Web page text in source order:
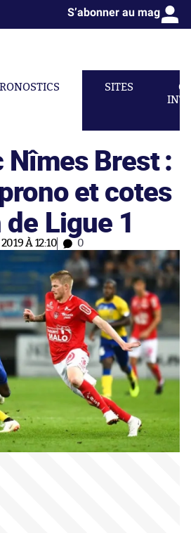
S’abonner au mag
SITES
Brest :
et cotes
Ligue 1
À 12:10 0